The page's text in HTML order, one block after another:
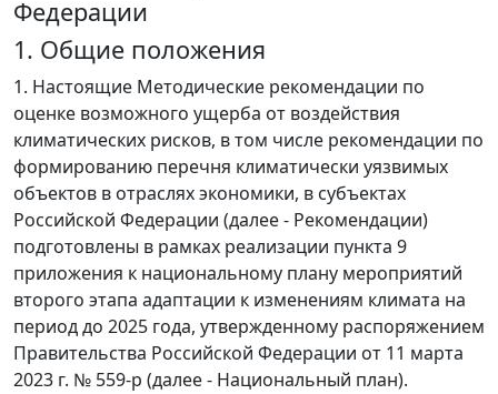
Федерации
1. Общие положения
1. Настоящие Методические рекомендации по
оценке возможного ущерба от воздействия
климатических рисков, в том числе рекомендации по
формированию перечня климатически уязвимых
объектов в отраслях экономики, в субъектах
Российской Федерации (далее - Рекомендации)
подготовлены в рамках реализации пункта 9
приложения к национальному плану мероприятий
второго этапа адаптации к изменениям климата на
период до 2025 года, утвержденному распоряжением
Правительства Российской Федерации от 11 марта
2023 г. № 559-р (далее - Национальный план).